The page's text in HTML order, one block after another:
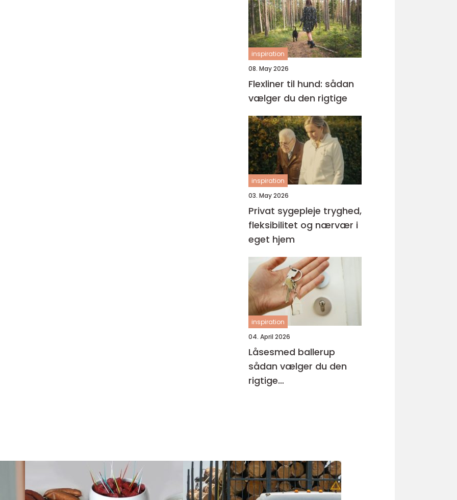
inspiration
08. May 2026
Flexliner til hund: sådan
vælger du den rigtige
inspiration
03. May 2026
Privat sygepleje tryghed,
fleksibilitet og nærvær i
eget hjem
inspiration
04. April 2026
Låsesmed ballerup
sådan vælger du den
rigtige